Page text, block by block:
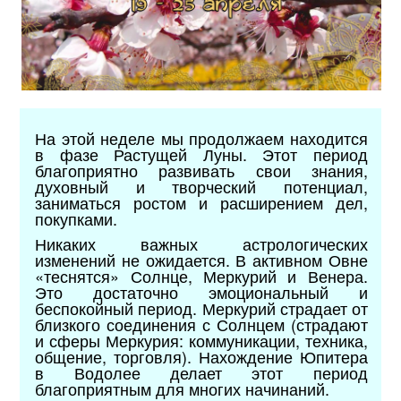
На этой неделе мы продолжаем находится
в фазе Растущей Луны. Этот период
благоприятно развивать свои знания,
духовный и творческий потенциал,
заниматься ростом и расширением дел,
покупками.
Никаких важных астрологических
изменений не ожидается. В активном Овне
«теснятся» Солнце, Меркурий и Венера.
Это достаточно эмоциональный и
беспокойный период. Меркурий страдает от
близкого соединения с Солнцем (страдают
и сферы Меркурия: коммуникации, техника,
общение, торговля). Нахождение Юпитера
в Водолее делает этот период
благоприятным для многих начинаний.